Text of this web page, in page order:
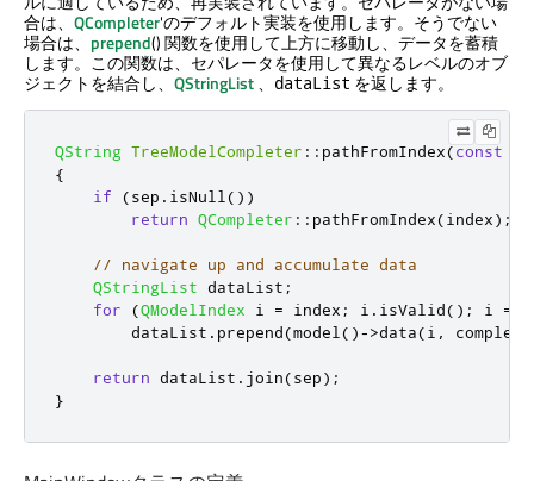
合は、 QCompleter'のデフォルト実装を使用します。そうでない
場合は、 prepend() 関数を使用して上方に移動し、データを蓄積
します。この関数は、セパレータを使用して異なるレベルのオブ
ジェクトを結合し、 QStringList、 dataList を返します。
QString TreeModelCompleter :: pathFromIndex(const
{
if
(sep . isNull ())
return QCompleter :: pathFromIndex(index);
// navigate up and accumulate data
QStringList dataList ;
for
(QModelIndex i = index ; i . isValid(); i =
        dataList
. prepend(model ()->data(i ,
return dataList . join(sep);
}